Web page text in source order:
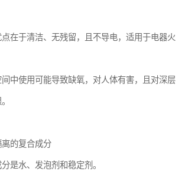
在于清洁、无残留，且不导电，适用于电器火
中使用可能导致缺氧，对人体有害，且对深层
的复合成分
是水、发泡剂和稳定剂。